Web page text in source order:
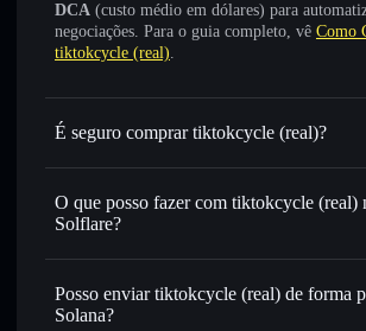
DCA (custo médio em dólares) para
negociações. Para o guia completo, vê Como
tiktokcycle (real).
É seguro comprar tiktokcycle (real)?
tiktokcycle (real) não está verificado
O que posso fazer com tiktokcycle (real)
Solflare?
tiktokcycle (real)
Carteira Solflare
Trocar instantaneamente— trocar
USDC ou milhares de outros tokens Solana
Posso enviar tiktokcycle (real) de forma
Solana?